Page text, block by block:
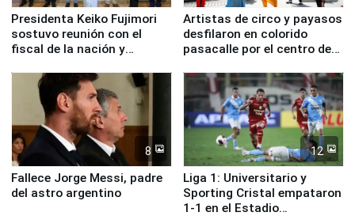
Presidenta Keiko Fujimori
sostuvo reunión con el
fiscal de la nación y
Artistas de circo y payasos
desfilaron en colorido
pasacalle por el centro de
8
Fallece Jorge Messi, padre
del astro argentino
12
Liga 1: Universitario y
Sporting Cristal empataron
1-1 en el Estadio